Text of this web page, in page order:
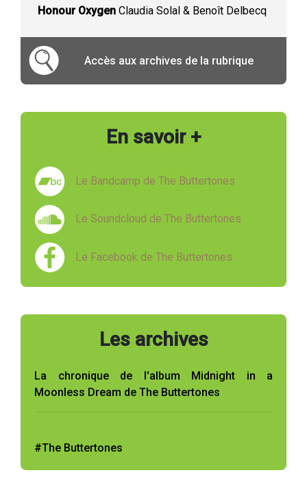
Honour Oxygen Claudia Solal & Benoît Delbecq
Accès aux archives de la rubrique
En savoir +
Le Bandcamp de The Buttertones
Le Soundcloud de The Buttertones
Le Facebook de The Buttertones
Les archives
La chronique de l'album Midnight in a
Moonless Dream de The Buttertones
#The Buttertones